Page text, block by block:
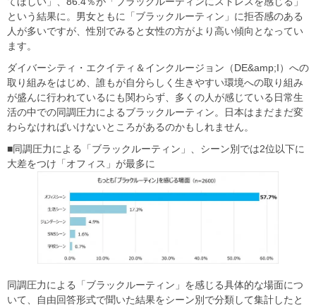
という結果に。男女ともに「ブラックルーティン」に拒否感のある
人が多いですが、性別でみると女性の方がより高い傾向となってい
ます。
ダイバーシティ・エクイティ＆インクルージョン（DE&amp;I）への
取り組みをはじめ、誰もが自分らしく生きやすい環境への取り組み
が盛んに行われているにも関わらず、多くの人が感じている日常生
活の中での同調圧力によるブラックルーティン。日本はまだまだ変
わらなければいけないところがあるのかもしれません。
■同調圧力による「ブラックルーティン」、シーン別では2位以下に
大差をつけ「オフィス」が最多に
同調圧力による「ブラックルーティン」を感じる具体的な場面につ
いて、自由回答形式で聞いた結果をシーン別で分類して集計したと